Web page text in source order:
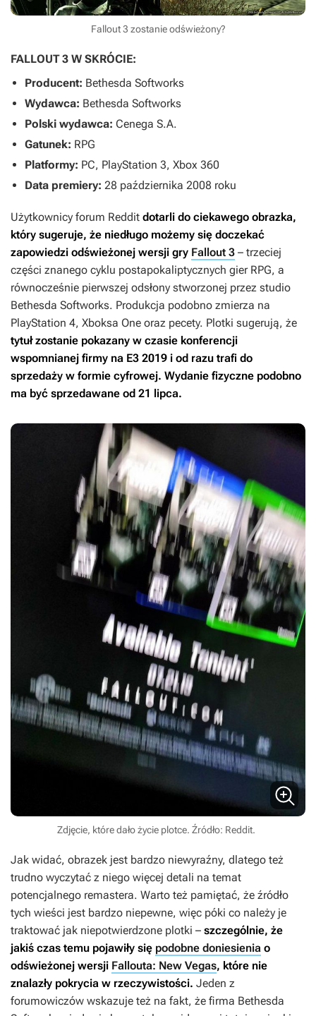
Fallout 3 zostanie odświeżony?
FALLOUT 3 W SKRÓCIE:
Producent: Bethesda Softworks
Wydawca: Bethesda Softworks
Polski wydawca: Cenega S.A.
Gatunek: RPG
Platformy: PC, PlayStation 3, Xbox 360
Data premiery: 28 października 2008 roku
Użytkownicy forum Reddit dotarli do ciekawego obrazka,
który sugeruje, że niedługo możemy się doczekać
zapowiedzi odświeżonej wersji gry Fallout 3 – trzeciej
części znanego cyklu postapokaliptycznych gier RPG, a
równocześnie pierwszej odsłony stworzonej przez studio
Bethesda Softworks. Produkcja podobno zmierza na
PlayStation 4, Xboksa One oraz pecety. Plotki sugerują, że
tytuł zostanie pokazany w czasie konferencji
wspomnianej firmy na E3 2019 i od razu trafi do
sprzedaży w formie cyfrowej. Wydanie fizyczne podobno
ma być sprzedawane od 21 lipca.
Zdjęcie, które dało życie plotce. Źródło: Reddit.
Jak widać, obrazek jest bardzo niewyraźny, dlatego też
trudno wyczytać z niego więcej detali na temat
potencjalnego remastera. Warto też pamiętać, że źródło
tych wieści jest bardzo niepewne, więc póki co należy je
traktować jak niepotwierdzone plotki – szczególnie, że
jakiś czas temu pojawiły się podobne doniesienia o
odświeżonej wersji Fallouta: New Vegas, które nie
znalazły pokrycia w rzeczywistości. Jeden z
forumowiczów wskazuje też na fakt, że firma Bethesda